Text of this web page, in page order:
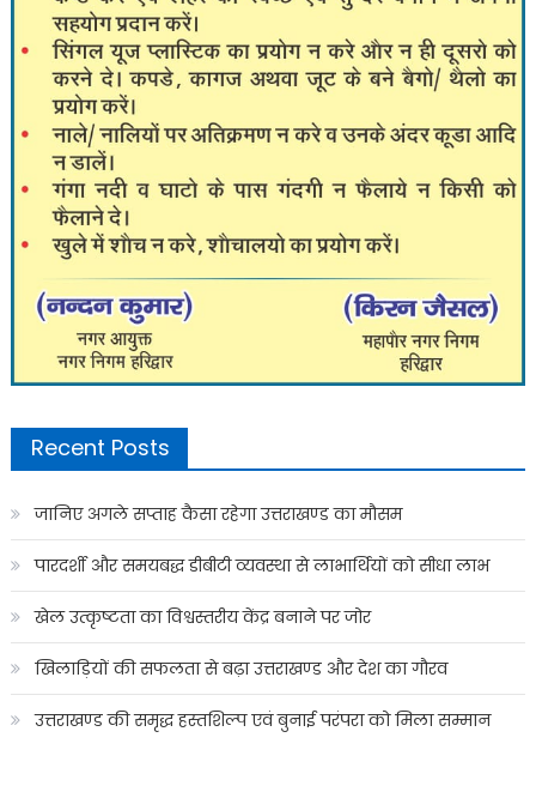
Recent Posts
जानिए अगले सप्ताह कैसा रहेगा उत्तराखण्ड का मौसम
पारदर्शी और समयबद्ध डीबीटी व्यवस्था से लाभार्थियों को सीधा लाभ
खेल उत्कृष्टता का विश्वस्तरीय केंद्र बनाने पर जोर
खिलाड़ियों की सफलता से बढ़ा उत्तराखण्ड और देश का गौरव
उत्तराखण्ड की समृद्ध हस्तशिल्प एवं बुनाई परंपरा को मिला सम्मान